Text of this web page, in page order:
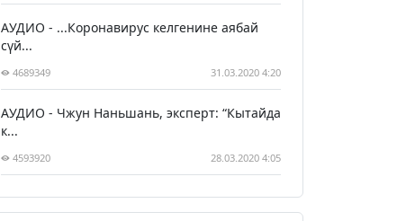
АУДИО - ...Коронавирус келгенине аябай
сүй...
4689349 31.03.2020 4:20
АУДИО - Чжун Наньшань, эксперт: “Кытайда
к...
4593920 28.03.2020 4:05